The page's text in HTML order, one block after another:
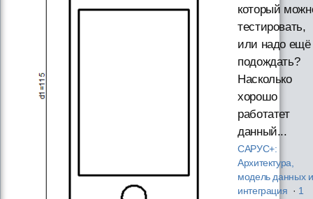
который
тестировать,
или надо ещё
подождать?
Насколько
хорошо
работатет
данный...
САРУС+:
Архитектура,
модель данных и
интеграция · 1